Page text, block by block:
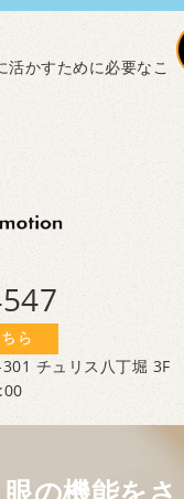
かすために必要なこ
チュリス八丁堀 3F